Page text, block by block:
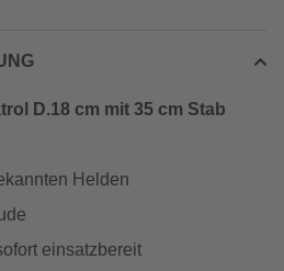
D.18 cm mit 35 cm Stab
Helden
einsatzbereit